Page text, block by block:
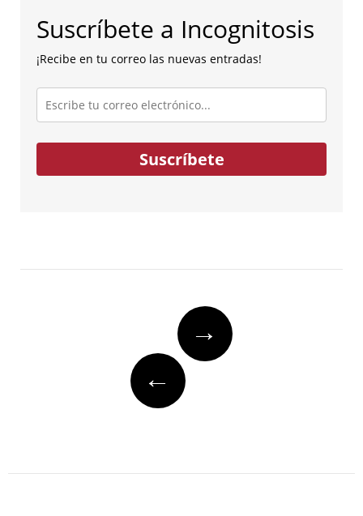
Suscríbete a Incognitosis
¡Recibe en tu correo las nuevas entradas!
Escribe
tu
correo
electrónico...
Suscríbete
→
←